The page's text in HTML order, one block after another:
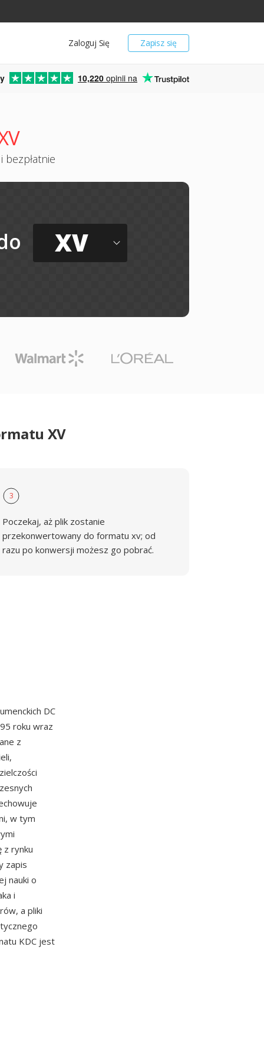
Zapisz się
Zaloguj Się
10,220 opinii na
XV
XV
3
Poczekaj, aż plik zostanie
przekonwertowany do formatu xv; od
razu po konwersji możesz go pobrać.
DC
roku wraz
z
w tym
z rynku
zapis
nauki o
i
a pliki
KDC jest